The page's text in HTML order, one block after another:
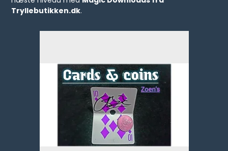
Tryllebutikken.dk.